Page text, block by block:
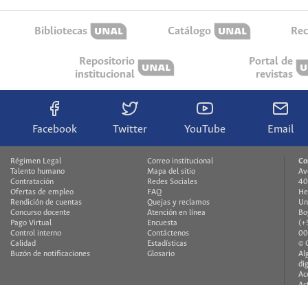
Bibliotecas Catálogo
Repositorio
institucional
Portal de
revistas
Facebook Twitter YouTube Email
Régimen Legal
Talento humano
Contratación
Ofertas de empleo
Rendición de cuentas
Concurso docente
Pago Virtual
Control interno
Calidad
Buzón de notificaciones
Correo institucional
Mapa del sitio
Redes Sociales
FAQ
Quejas y reclamos
Atención en línea
Encuesta
Contáctenos
Estadísticas
Glosario
©